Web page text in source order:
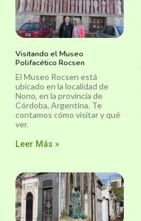
Visitando el Museo
Polifacético Rocsen
El Museo Rocsen está
ubicado en la localidad de
Nono, en la provincia de
Córdoba, Argentina. Te
contamos cómo visitar y qué
ver.
Leer Más »